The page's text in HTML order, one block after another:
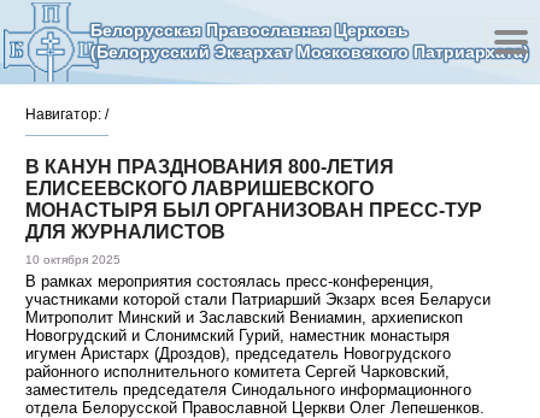
Белорусская Православная Церковь
(Белорусский Экзархат Московского Патриархата)
Навигатор: /
В КАНУН ПРАЗДНОВАНИЯ 800-ЛЕТИЯ
ЕЛИСЕЕВСКОГО ЛАВРИШЕВСКОГО
МОНАСТЫРЯ БЫЛ ОРГАНИЗОВАН ПРЕСС-ТУР
ДЛЯ ЖУРНАЛИСТОВ
10 октября 2025
В рамках мероприятия состоялась пресс-конференция,
участниками которой стали Патриарший Экзарх всея Беларуси
Митрополит Минский и Заславский Вениамин, архиепископ
Новогрудский и Слонимский Гурий, наместник монастыря
игумен Аристарх (Дроздов), председатель Новогрудского
районного исполнительного комитета Сергей Чарковский,
заместитель председателя Синодального информационного
отдела Белорусской Православной Церкви Олег Лепешенков.